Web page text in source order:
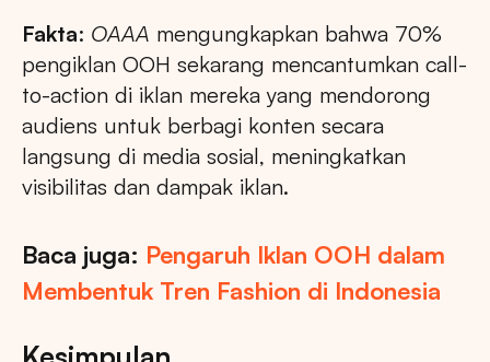
Fakta: OAAA mengungkapkan bahwa 70%
pengiklan OOH sekarang mencantumkan call-
to-action di iklan mereka yang mendorong
audiens untuk berbagi konten secara
langsung di media sosial, meningkatkan
visibilitas dan dampak iklan.
Baca juga: Pengaruh Iklan OOH dalam
Membentuk Tren Fashion di Indonesia